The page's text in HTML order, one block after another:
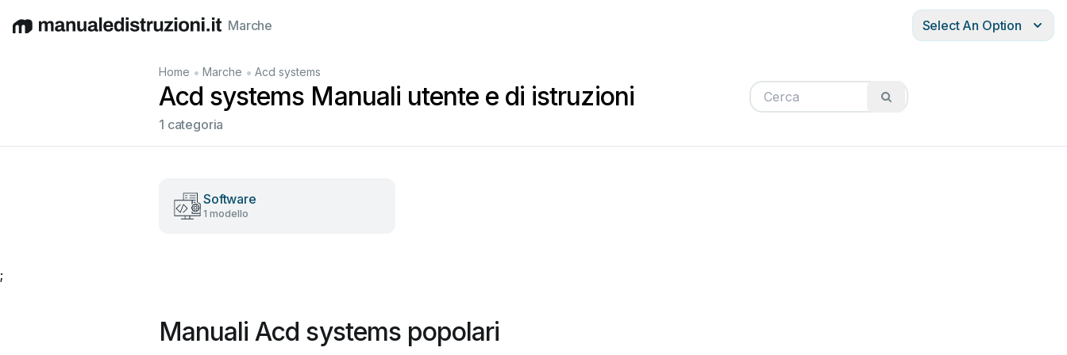
EnglishDeutschEspañol Italiano Français
Marche Select An Option
Home • Marche • Acd systems
Acd systems Manuali utente e di istruzioni
1 categoria
Software
1 modello
;
Manuali Acd systems popolari